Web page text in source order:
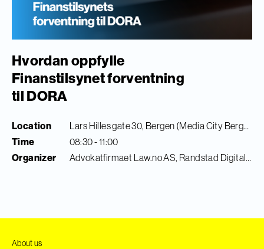
Hvordan oppfylle
Finanstilsynet forventning
til DORA
Location
Time
Organizer
Lars Hilles gate 30, Bergen (Media City Bergen)
08:30 - 11:00
Advokatfirmaet Law.no AS, Randstad Digital & Finance Innovation
About us